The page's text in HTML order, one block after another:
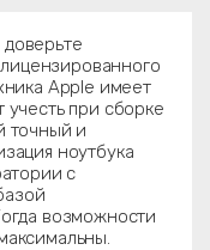
Apple имеет
учесть при сборке
точный и
ноутбука
с
возможности